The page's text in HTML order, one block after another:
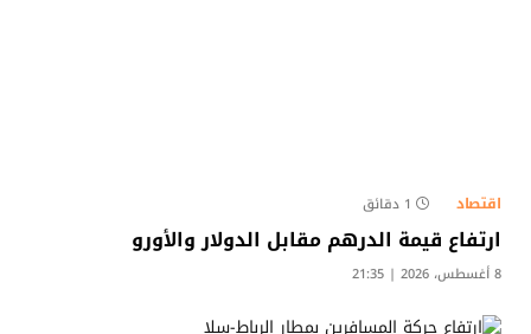
اقتصاد 1 دقائق
ارتفاع قيمة الدرهم مقابل الدولار والأورو
8 أغسطس، 2026 | 21:35